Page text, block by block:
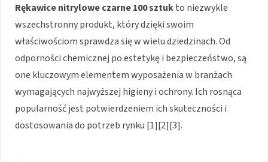
Rękawice nitrylowe czarne 100 sztukto niezwykle
wszechstronny produkt, który dzięki swoim
właściwościom sprawdza się w wielu dziedzinach. Od
odporności chemicznej po estetykę i bezpieczeństwo, są
one kluczowym elementem wyposażenia w branżach
wymagających najwyższej higieny i ochrony. Ich rosnąca
popularność jest potwierdzeniem ich skuteczności i
dostosowania do potrzeb rynku [1][2][3].